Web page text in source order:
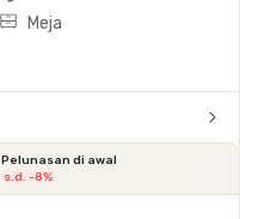
Meja
Pelunasan di awal
s.d. -8%